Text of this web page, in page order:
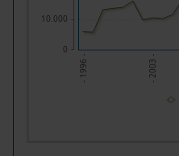
- 1996 - - 2003 -
0
10.000